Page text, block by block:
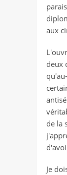
aux
deux
de la
Je